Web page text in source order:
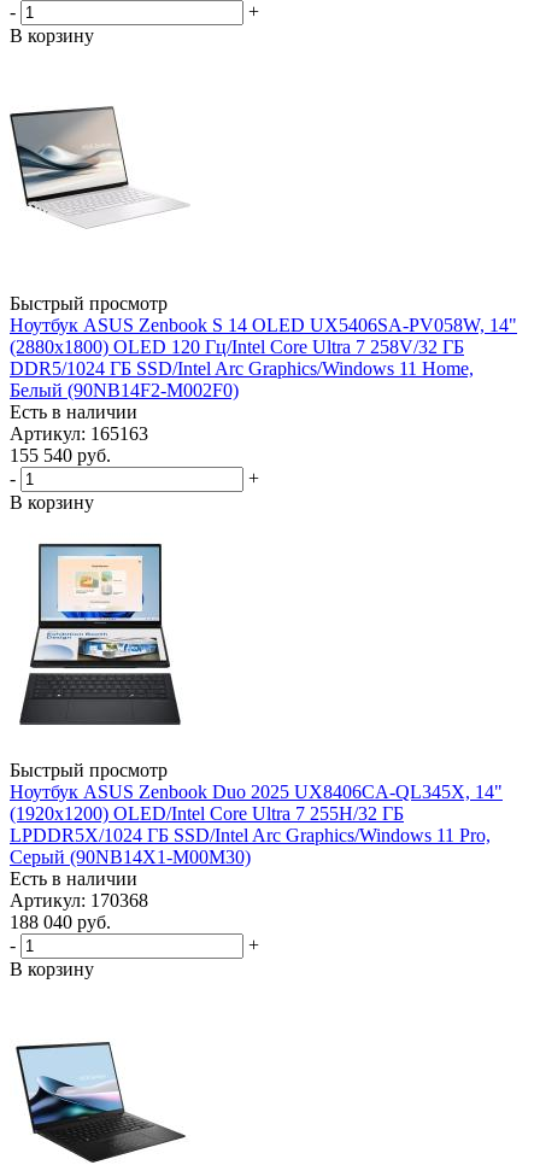
-
+
В корзину
Быстрый просмотр
Ноутбук ASUS Zenbook S 14 OLED UX5406SA-PV058W, 14"
(2880x1800) OLED 120 Гц/Intel Core Ultra 7 258V/32 ГБ
DDR5/1024 ГБ SSD/Intel Arc Graphics/Windows 11 Home,
Белый (90NB14F2-M002F0)
Есть в наличии
Артикул: 165163
155 540 руб.
-
+
В корзину
Быстрый просмотр
Ноутбук ASUS Zenbook Duo 2025 UX8406CA-QL345X, 14"
(1920x1200) OLED/Intel Core Ultra 7 255H/32 ГБ
LPDDR5X/1024 ГБ SSD/Intel Arc Graphics/Windows 11 Pro,
Серый (90NB14X1-M00M30)
Есть в наличии
Артикул: 170368
188 040 руб.
-
+
В корзину